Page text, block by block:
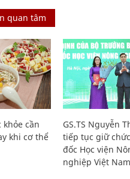
quan tâm
khỏe cần
khi cơ thể
GS.TS Nguyễn
tiếp tục giữ
đốc Học viện
nghiệp Việt Nam